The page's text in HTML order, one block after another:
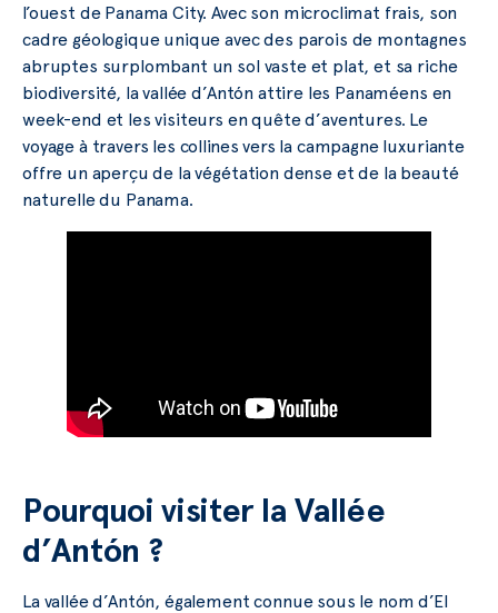
l’ouest de Panama City. Avec son microclimat frais, son
cadre géologique unique avec des parois de montagnes
abruptes surplombant un sol vaste et plat, et sa riche
biodiversité, la vallée d’Antón attire les Panaméens en
week-end et les visiteurs en quête d’aventures. Le
voyage à travers les collines vers la campagne luxuriante
offre un aperçu de la végétation dense et de la beauté
naturelle du Panama.
Pourquoi visiter la Vallée
d’Antón ?
La vallée d’Antón, également connue sous le nom d’El